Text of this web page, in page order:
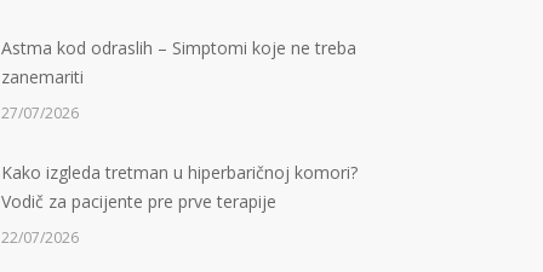
Astma kod odraslih – Simptomi koje ne treba
zanemariti
27/07/2026
Kako izgleda tretman u hiperbaričnoj komori?
Vodič za pacijente pre prve terapije
22/07/2026